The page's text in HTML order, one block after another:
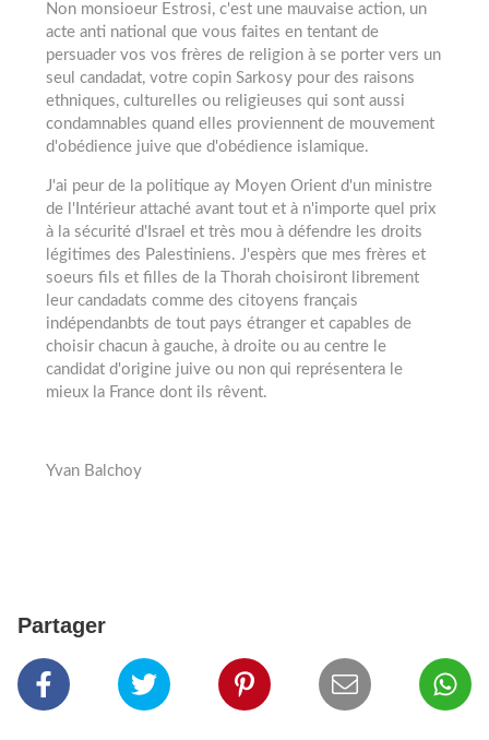
Non monsioeur Estrosi, c'est une mauvaise action, un
acte anti national que vous faites en tentant de
persuader vos vos frères de religion à se porter vers un
seul candadat, votre copin Sarkosy pour des raisons
ethniques, culturelles ou religieuses qui sont aussi
condamnables quand elles proviennent de mouvement
d'obédience juive que d'obédience islamique.
J'ai peur de la politique ay Moyen Orient d'un ministre
de l'Intérieur attaché avant tout et à n'importe quel prix
à la sécurité d'Israel et très mou à défendre les droits
légitimes des Palestiniens. J'espèrs que mes frères et
soeurs fils et filles de la Thorah choisiront librement
leur candadats comme des citoyens français
indépendanbts de tout pays étranger et capables de
choisir chacun à gauche, à droite ou au centre le
candidat d'origine juive ou non qui représentera le
mieux la France dont ils rêvent.
Yvan Balchoy
Partager